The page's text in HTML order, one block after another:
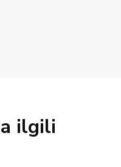
ilgili